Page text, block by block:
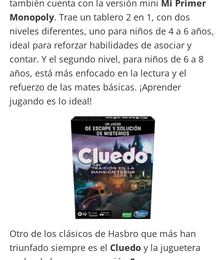
también cuenta con la versión mini Mi Primer
Monopoly. Trae un tablero 2 en 1, con dos
niveles diferentes, uno para niños de 4 a 6 años,
ideal para reforzar habilidades de asociar y
contar. Y el segundo nivel, para niños de 6 a 8
años, está más enfocado en la lectura y el
refuerzo de las mates básicas. ¡Aprender
jugando es lo ideal!
Otro de los clásicos de Hasbro que más han
triunfado siempre es el Cluedoy la juguetera